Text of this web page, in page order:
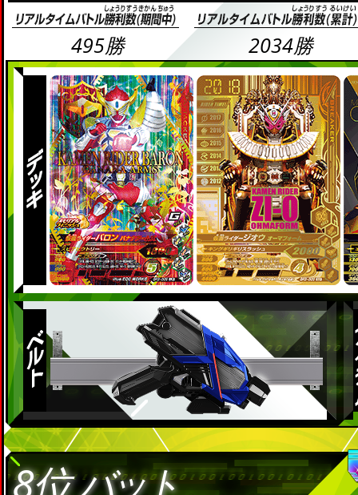
495勝 2034勝
8位バット